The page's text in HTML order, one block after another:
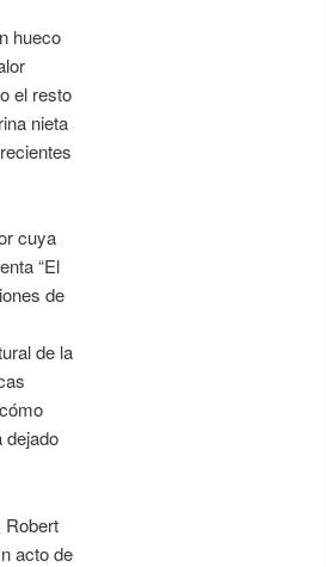
hueco
el resto
nieta
cuya
“El
de
de la
dejado
Robert
acto de